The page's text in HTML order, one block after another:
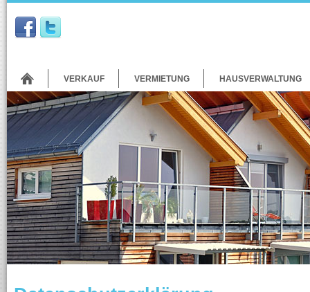
VERKAUF VERMIETUNG HAUSVERWALTUNG